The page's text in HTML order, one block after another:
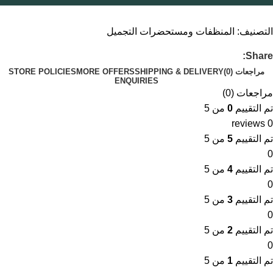
التصنيف: المنظفات ومستحضرات التجميل
Share:
مراجعات (0) SHIPPING & DELIVERY
MORE OFFERS
STORE POLICIES
ENQUIRIES
مراجعات (0)
تم التقييم 0 من 5
0 reviews
تم التقييم 5 من 5
0
تم التقييم 4 من 5
0
تم التقييم 3 من 5
0
تم التقييم 2 من 5
0
تم التقييم 1 من 5